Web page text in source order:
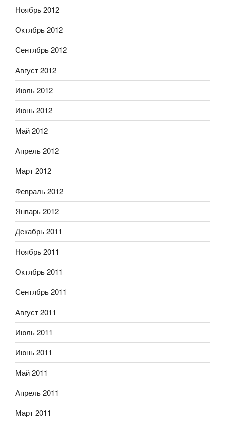
Ноябрь 2012
Октябрь 2012
Сентябрь 2012
Август 2012
Июль 2012
Июнь 2012
Май 2012
Апрель 2012
Март 2012
Февраль 2012
Январь 2012
Декабрь 2011
Ноябрь 2011
Октябрь 2011
Сентябрь 2011
Август 2011
Июль 2011
Июнь 2011
Май 2011
Апрель 2011
Март 2011